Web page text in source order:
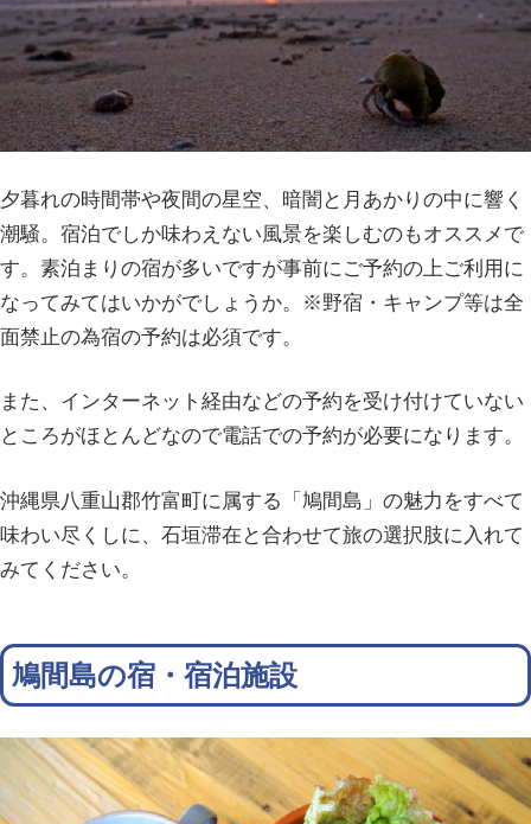
夕暮れの時間帯や夜間の星空、暗闇と月あかりの中に響く
潮騒。宿泊でしか味わえない風景を楽しむのもオススメで
す。素泊まりの宿が多いですが事前にご予約の上ご利用に
なってみてはいかがでしょうか。※野宿・キャンプ等は全
面禁止の為宿の予約は必須です。
また、インターネット経由などの予約を受け付けていない
ところがほとんどなので電話での予約が必要になります。
沖縄県八重山郡竹富町に属する「鳩間島」の魅力をすべて
味わい尽くしに、石垣滞在と合わせて旅の選択肢に入れて
みてください。
鳩間島の宿・宿泊施設